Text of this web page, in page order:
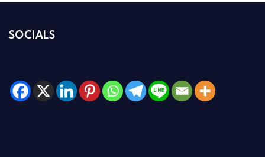
SOCIALS